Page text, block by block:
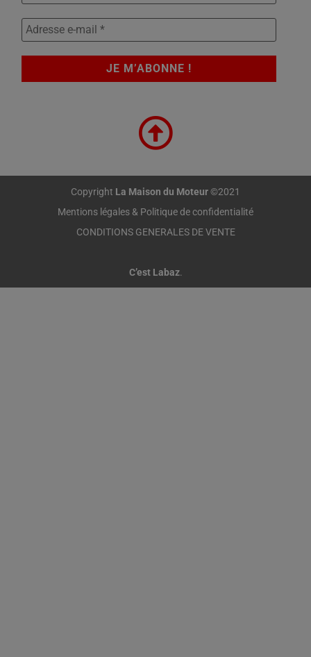
Copyright La Maison du Moteur©2021
Mentions légales & Politique de confidentialité
CONDITIONS GENERALES DE VENTE
C’est Labaz.